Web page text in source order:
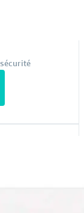
a
plusieurs